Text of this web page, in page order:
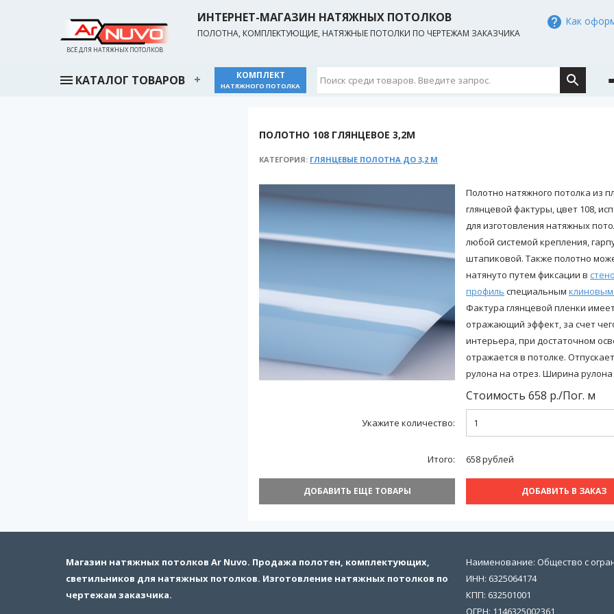
ВСЁ ДЛЯ НАТЯЖНЫХ ПОТОЛКОВ
ИНТЕРНЕТ-МАГАЗИН НАТЯЖНЫХ ПОТОЛКОВ
ПОЛОТНА, КОМПЛЕКТУЮЩИЕ, НАТЯЖНЫЕ ПОТОЛКИ ПО ЧЕРТЕЖАМ ЗАКАЗЧИКА
Как
КАТАЛОГ ТОВАРОВ КОМПЛЕКТ
НАТЯЖНОГО ПОТОЛКА
ПОЛОТНО 108 ГЛЯНЦЕВОЕ 3,2М
КАТЕГОРИЯ: ГЛЯНЦЕВЫЕ ПОЛОТНА ДО 3,2 М
Полотно натяжного потолка из
глянцевой фактуры, цвет 108,
для изготовления натяжных
любой системой крепления,
штапиковой. Также полотно
натянуто путем фиксации в
профиль специальным
Фактура глянцевой пленки
отражающий эффект, за счет
интерьера, при достаточном
отражается в потолке.
рулона на отрез. Ширина рулона
Стоимость 658 р./Пог. м
Укажите количество:
Итого: 658рублей
ДОБАВИТЬ ЕЩЕ ТОВАРЫ ДОБАВИТЬ В ЗАКАЗ
Магазин натяжных потолков Ar Nuvo. Продажа полотен, комплектующих,
светильников для натяжных потолков. Изготовление натяжных потолков по
чертежам заказчика.
Наименование: Общество с
ИНН: 6325064174
КПП: 632501001
ОГРН: 1146325002361